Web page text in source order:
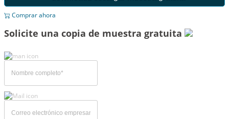
Comprar ahora
Solicite una copia de muestra gratuita